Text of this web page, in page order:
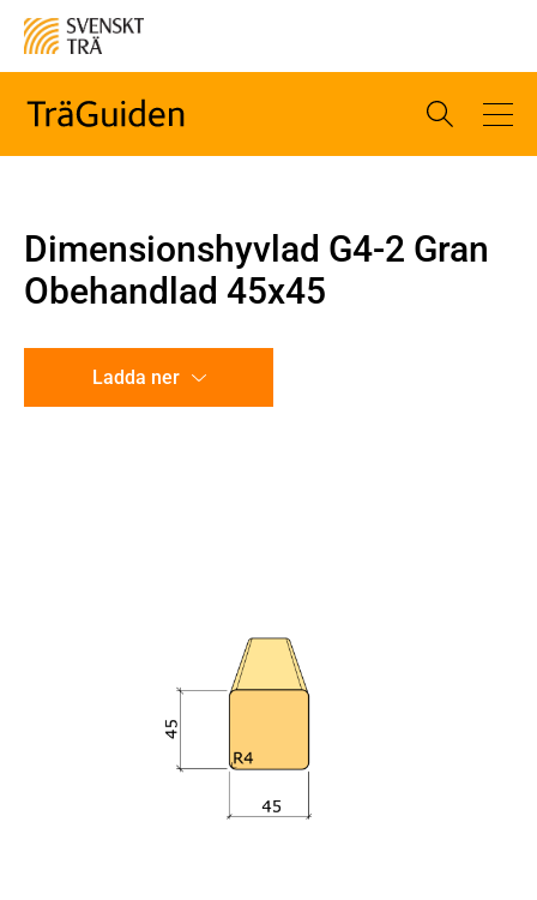
Dimensionshyvlad G4-2 Gran
Obehandlad 45x45
Ladda ner